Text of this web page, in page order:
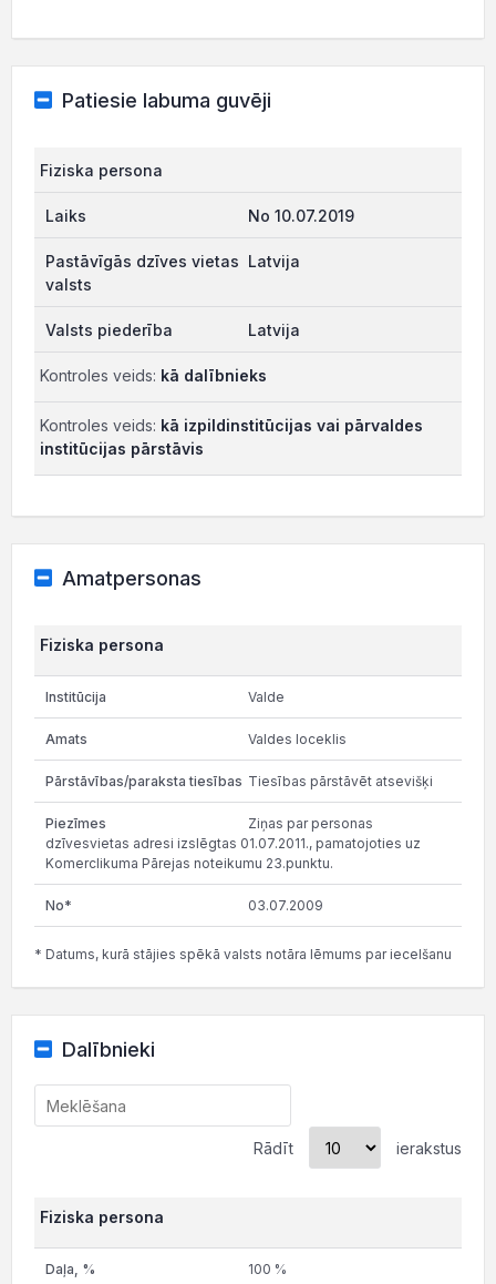
Patiesie labuma guvēji
Fiziska persona
No 10.07.2019
Latvija
Latvija
Kontroles veids: kā dalībnieks
Kontroles veids: kā izpildinstitūcijas vai pārvaldes
institūcijas pārstāvis
Amatpersonas
Fiziska persona
Valde
Valdes loceklis
Tiesības pārstāvēt atsevišķi
Ziņas par personas
dzīvesvietas adresi izslēgtas 01.07.2011., pamatojoties uz
Komerclikuma Pārejas noteikumu 23.punktu.
03.07.2009
* Datums, kurā stājies spēkā valsts notāra lēmums par iecelšanu
Dalībnieki
Rādīt ierakstus
Fiziska persona
100 %